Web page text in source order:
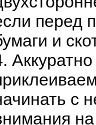
перед
и
с